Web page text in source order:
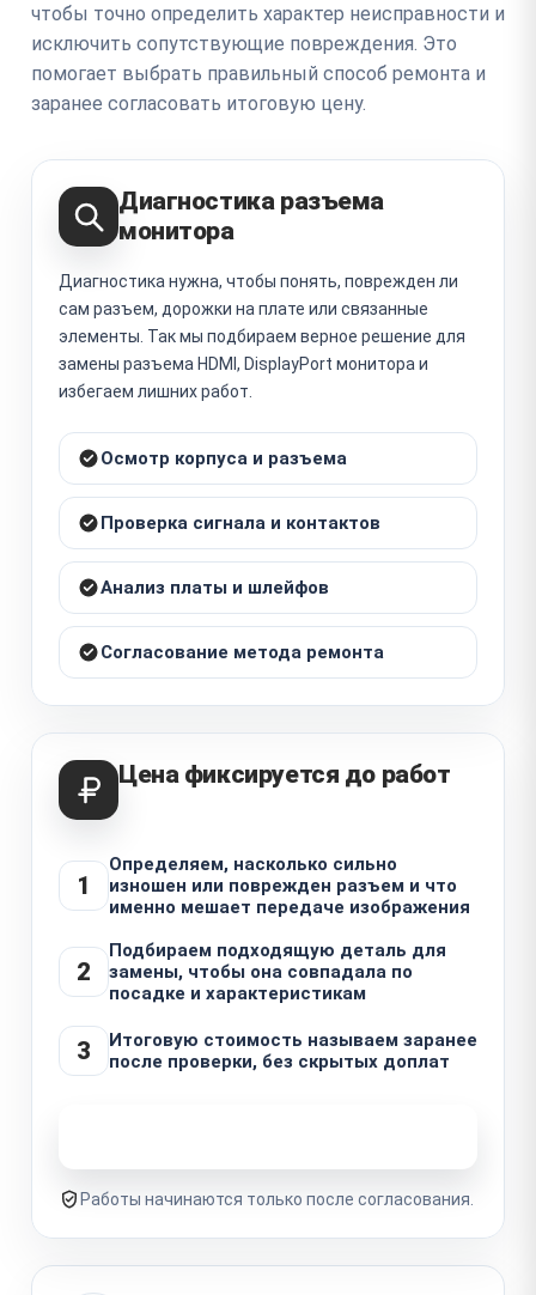
чтобы точно определить характер неисправности и
исключить сопутствующие повреждения. Это
помогает выбрать правильный способ ремонта и
заранее согласовать итоговую цену.
Диагностика разъема
монитора
Диагностика нужна, чтобы понять, поврежден ли
сам разъем, дорожки на плате или связанные
элементы. Так мы подбираем верное решение для
замены разъема HDMI, DisplayPort монитора и
избегаем лишних работ.
Осмотр корпуса и разъема
Проверка сигнала и контактов
Анализ платы и шлейфов
Согласование метода ремонта
Цена фиксируется до работ
1
Определяем, насколько сильно
изношен или поврежден разъем и что
именно мешает передаче изображения
2
Подбираем подходящую деталь для
замены, чтобы она совпадала по
посадке и характеристикам
3
Итоговую стоимость называем заранее
после проверки, без скрытых доплат
Работы начинаются только после согласования.